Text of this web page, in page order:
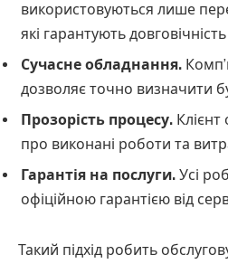
використовуються лише
які гарантують
Сучасне обладнання.
дозволяє точно визначити
Прозорість процесу.
про виконані роботи та
Гарантія на послуги. Усі
офіційною гарантією від
Такий підхід робить